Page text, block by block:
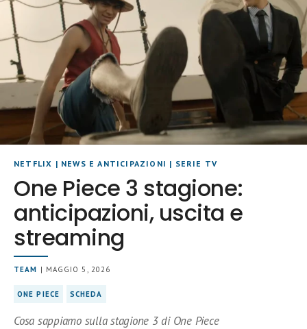
NETFLIX | NEWS E ANTICIPAZIONI | SERIE TV
One Piece 3 stagione:
anticipazioni, uscita e
streaming
TEAM | MAGGIO 5, 2026
ONE PIECE SCHEDA
Cosa sappiamo sulla stagione 3 di One Piece